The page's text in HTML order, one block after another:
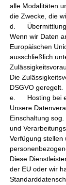
alle Modalitäten
die Zwecke, die
d. Übermittlung
Wenn wir Daten
Europäischen
ausschließlich
Die
DSGVO geregelt.
e. Hosting bei
Unsere
Einschaltung
und
Verfügung stellen
Diese
der EU oder wir